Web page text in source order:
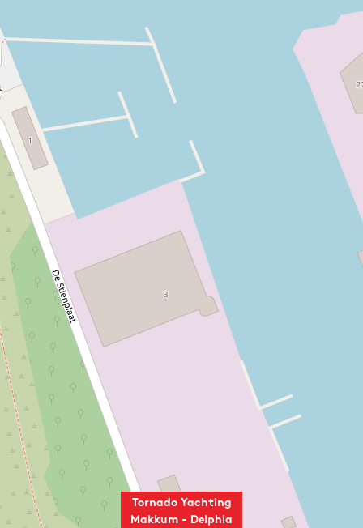
Tornado Yachting
Makkum - Delphia